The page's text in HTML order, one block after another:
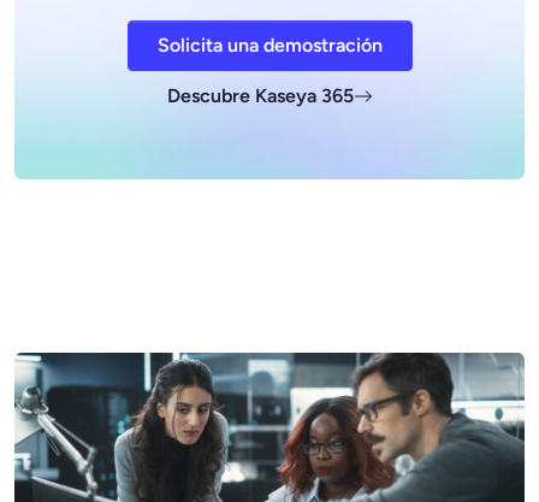
Solicita una demostración
Descubre Kaseya 365